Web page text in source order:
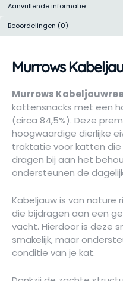
Aanvullende informatie
Beoordelingen (0)
Murrows
Murrows
kattensnacks met een
(circa 84,5%). Deze
hoogwaardige dierlijke
traktatie voor katten die
dragen bij aan het
ondersteunen de
Kabeljauw is van nature
die bijdragen aan een
vacht. Hierdoor is deze
smakelijk, maar
conditie van je kat.